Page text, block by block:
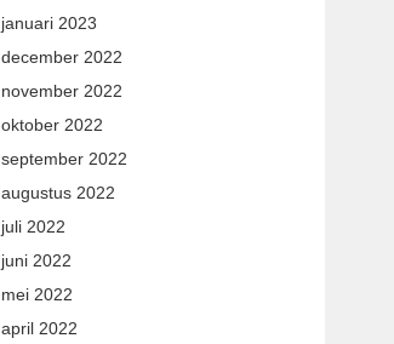
januari 2023
december 2022
november 2022
oktober 2022
september 2022
augustus 2022
juli 2022
juni 2022
mei 2022
april 2022